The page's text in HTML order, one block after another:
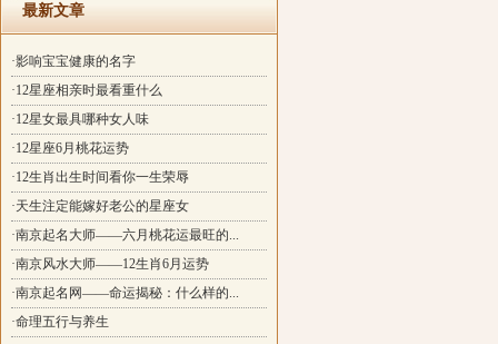
最新文章
·影响宝宝健康的名字
·12星座相亲时最看重什么
·12星女最具哪种女人味
·12星座6月桃花运势
·12生肖出生时间看你一生荣辱
·天生注定能嫁好老公的星座女
·南京起名大师——六月桃花运最旺的...
·南京风水大师——12生肖6月运势
·南京起名网——命运揭秘：什么样的...
·命理五行与养生